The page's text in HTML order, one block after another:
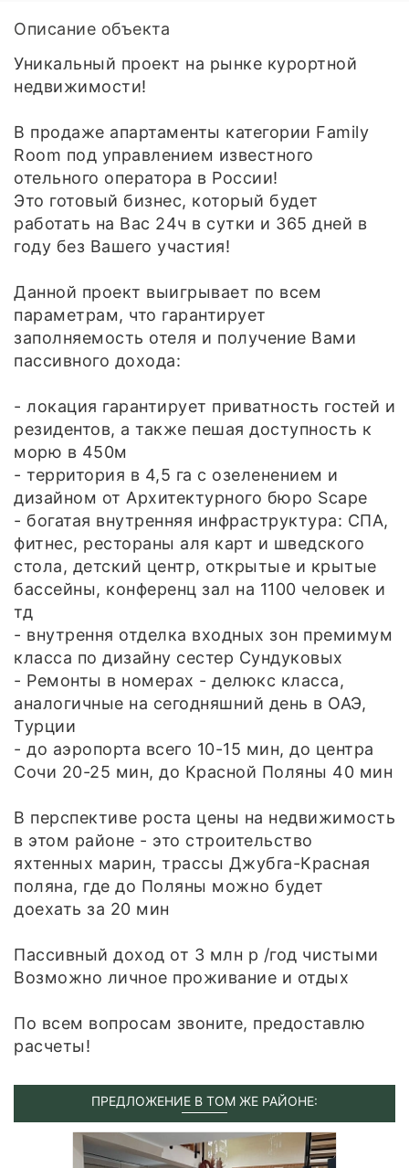
Описание объекта
Уникальный проект на рынке курортной
недвижимости!
В продаже апартаменты категории Family
Room под управлением известного
отельного оператора в России!
Это готовый бизнес, который будет
работать на Вас 24ч в сутки и 365 дней в
году без Вашего участия!
Данной проект выигрывает по всем
параметрам, что гарантирует
заполняемость отеля и получение Вами
пассивного дохода:
- локация гарантирует приватность гостей и
резидентов, а также пешая доступность к
морю в 450м
- территория в 4,5 га с озеленением и
дизайном от Архитектурного бюро Scape
- богатая внутренняя инфраструктура: СПА,
фитнес, рестораны аля карт и шведского
стола, детский центр, открытые и крытые
бассейны, конференц зал на 1100 человек и
тд
- внутрення отделка входных зон премимум
класса по дизайну сестер Сундуковых
- Ремонты в номерах - делюкс класса,
аналогичные на сегодняшний день в ОАЭ,
Турции
- до аэропорта всего 10-15 мин, до центра
Сочи 20-25 мин, до Красной Поляны 40 мин
В перспективе роста цены на недвижимость
в этом районе - это строительство
яхтенных марин, трассы Джубга-Красная
поляна, где до Поляны можно будет
доехать за 20 мин
Пассивный доход от 3 млн р /год чистыми
Возможно личное проживание и отдых
По всем вопросам звоните, предоставлю
расчеты!
ПРЕДЛОЖЕНИЕ В ТОМ ЖЕ РАЙОНЕ: